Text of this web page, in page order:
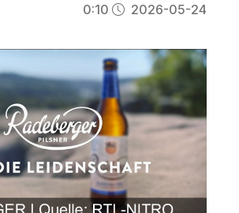
0:10 2026-05-24